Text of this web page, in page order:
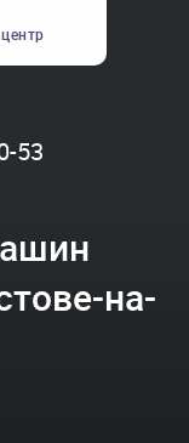
центр
53
на-